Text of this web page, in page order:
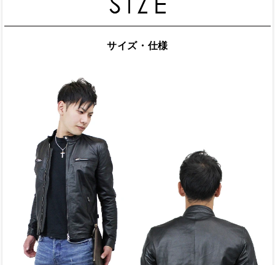
サイズ・仕様